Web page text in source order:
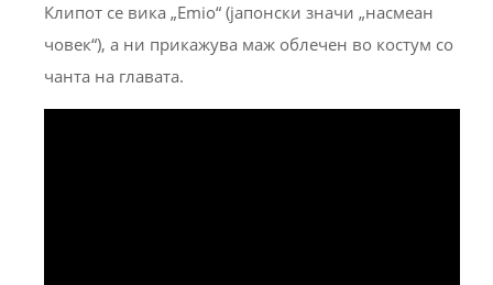
Клипот се вика „Emio“ (јапонски значи „насмеан
човек“), а ни прикажува маж облечен во костум со
чанта на главата.